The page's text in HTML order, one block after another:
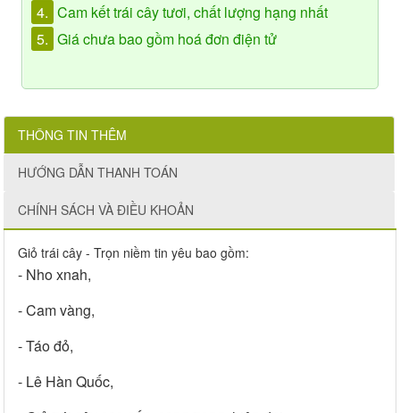
4. Cam kết trái cây tươi, chất lượng hạng nhất
5. Giá chưa bao gồm hoá đơn điện tử
THÔNG TIN THÊM
HƯỚNG DẪN THANH TOÁN
CHÍNH SÁCH VÀ ĐIỀU KHOẢN
Giỏ trái cây - Trọn niềm tin yêu bao gồm:
- Nho xnah,
- Cam vàng,
- Táo đỏ,
- Lê Hàn Quốc,